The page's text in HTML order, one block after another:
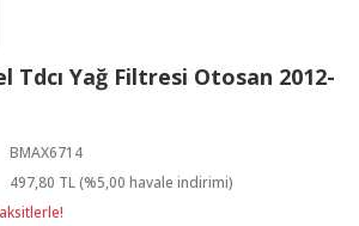
Tdcı Yağ Filtresi Otosan 2012-
BMAX6714
497,80 TL (%5,00 havale indirimi)